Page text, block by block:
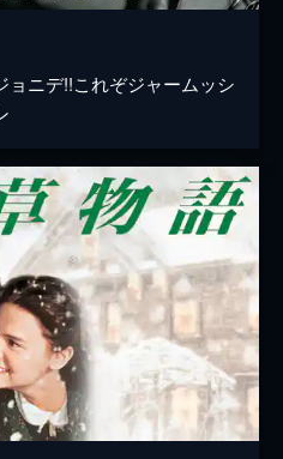
ニデ!!これぞジャームッシ